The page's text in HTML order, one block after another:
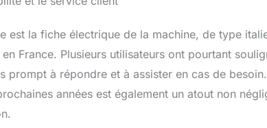
est la fiche électrique de la machine, de type
France. Plusieurs utilisateurs ont pourtant
prompt à répondre et à assister en cas de
années est également un atout non